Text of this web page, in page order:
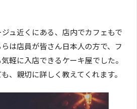
ュ近くにある、店内でカフェもで
は店員が皆さん日本人の方で、フ
軽に入店できるケーキ屋でした。
、親切に詳しく教えてくれます。